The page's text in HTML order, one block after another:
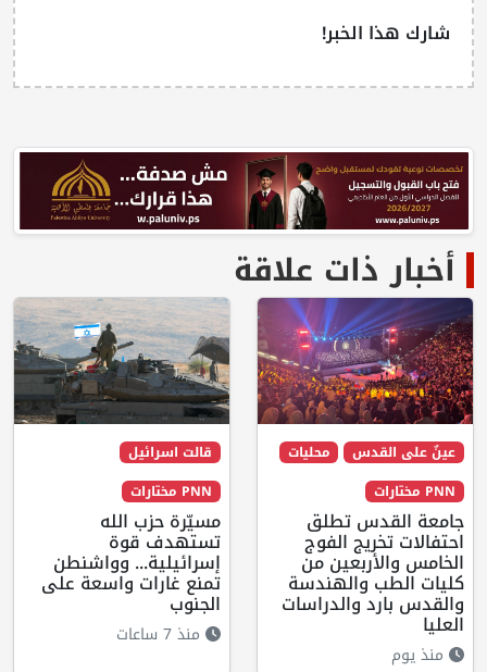
شارك هذا الخبر!
أخبار ذات علاقة
عينٌ على القدس
محليات
PNN مختارات
جامعة القدس تطلق
احتفالات تخريج الفوج
الخامس والأربعين من
كليات الطب والهندسة
والقدس بارد والدراسات
العليا
منذ يوم
قالت اسرائيل
PNN مختارات
مسيّرة حزب الله
تستهدف قوة
إسرائيلية... وواشنطن
تمنع غارات واسعة على
الجنوب
منذ 7 ساعات